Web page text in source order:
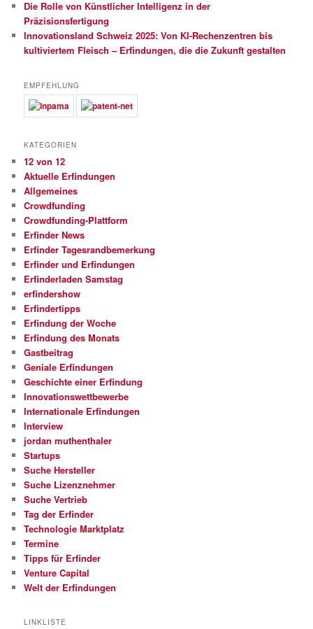
Die Rolle von Künstlicher Intelligenz in der
Präzisionsfertigung
Innovationsland Schweiz 2025: Von KI-Rechenzentren bis
kultiviertem Fleisch – Erfindungen, die die Zukunft gestalten
EMPFEHLUNG
KATEGORIEN
12 von 12
Aktuelle Erfindungen
Allgemeines
Crowdfunding
Crowdfunding-Plattform
Erfinder News
Erfinder Tagesrandbemerkung
Erfinder und Erfindungen
Erfinderladen Samstag
erfindershow
Erfindertipps
Erfindung der Woche
Erfindung des Monats
Gastbeitrag
Geniale Erfindungen
Geschichte einer Erfindung
Innovationswettbewerbe
Internationale Erfindungen
Interview
jordan muthenthaler
Startups
Suche Hersteller
Suche Lizenznehmer
Suche Vertrieb
Tag der Erfinder
Technologie Marktplatz
Termine
Tipps für Erfinder
Venture Capital
Welt der Erfindungen
LINKLISTE